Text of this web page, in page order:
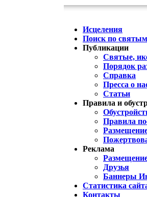
Исцеления
Поиск по святым
Публикации
Святые,
Порядок
Справка
Пресса о
Статьи
Правила и
Правила
Реклама
Друзья
Баннеры
Статистика
Контакты